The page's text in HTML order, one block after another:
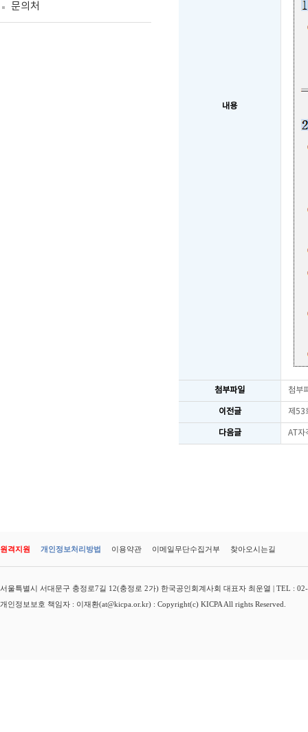
문의처
내용
첨부파일 첨부
이전글 제53
다음글 AT자
원격지원 개인정보처리방법 이용약관 이메일무단수집거부 찾아오시는길
서울특별시 서대문구 충정로7길 12(충정로 2가) 한국공인회계사회 대표자 최운열 | TEL :
개인정보보호 책임자 : 이재환(at@kicpa.or.kr) : Copyright(c) KICPA All rights Reserved.